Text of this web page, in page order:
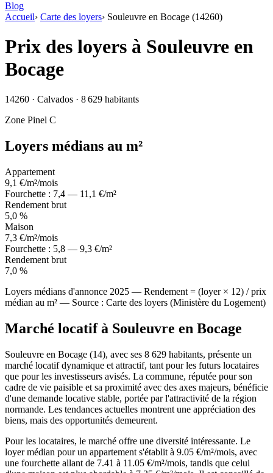
Blog
Accueil› Carte des loyers› Souleuvre en Bocage (14260)
Prix des loyers à Souleuvre en
Bocage
14260 · Calvados · 8 629 habitants
Zone Pinel C
Loyers médians au m²
Appartement
9,1 €/m²/mois
Fourchette : 7,4 — 11,1 €/m²
Rendement brut
5,0 %
Maison
7,3 €/m²/mois
Fourchette : 5,8 — 9,3 €/m²
Rendement brut
7,0 %
Loyers médians d'annonce 2025 — Rendement = (loyer × 12) / prix
médian au m² — Source : Carte des loyers (Ministère du Logement)
Marché locatif à Souleuvre en Bocage
Souleuvre en Bocage (14), avec ses 8 629 habitants, présente un
marché locatif dynamique et attractif, tant pour les futurs locataires
que pour les investisseurs avisés. La commune, réputée pour son
cadre de vie paisible et sa proximité avec des axes majeurs, bénéficie
d'une demande locative stable, portée par l'attractivité de la région
normande. Les tendances actuelles montrent une appréciation des
biens, mais des opportunités demeurent.
Pour les locataires, le marché offre une diversité intéressante. Le
loyer médian pour un appartement s'établit à 9.05 €/m²/mois, avec
une fourchette allant de 7.41 à 11.05 €/m²/mois, tandis que celui